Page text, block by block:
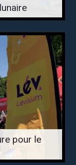
pour le